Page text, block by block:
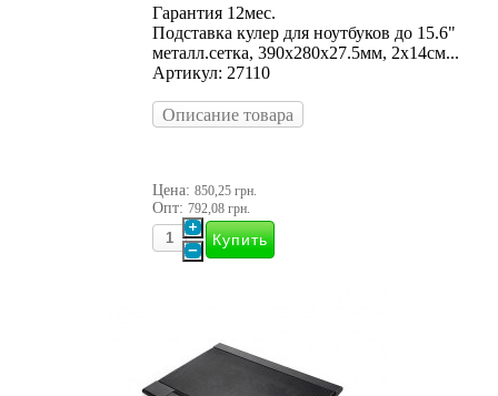
Гарантия 12мес.
Подставка кулер для ноутбуков до 15.6"
металл.сетка, 390х280х27.5мм, 2х14см...
Артикул: 27110
Описание товара
Цена: 850,25 грн.
Опт: 792,08 грн.